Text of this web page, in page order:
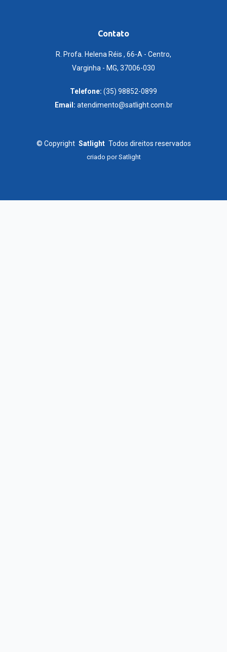
Contato
R. Profa. Helena Réis , 66-A - Centro,
Varginha - MG, 37006-030
Telefone: (35) 98852-0899
Email: atendimento@satlight.com.br
© Copyright Satlight Todos direitos reservados
criado porSatlight